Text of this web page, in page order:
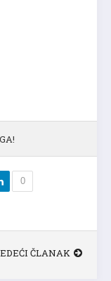
0
ČLANAK